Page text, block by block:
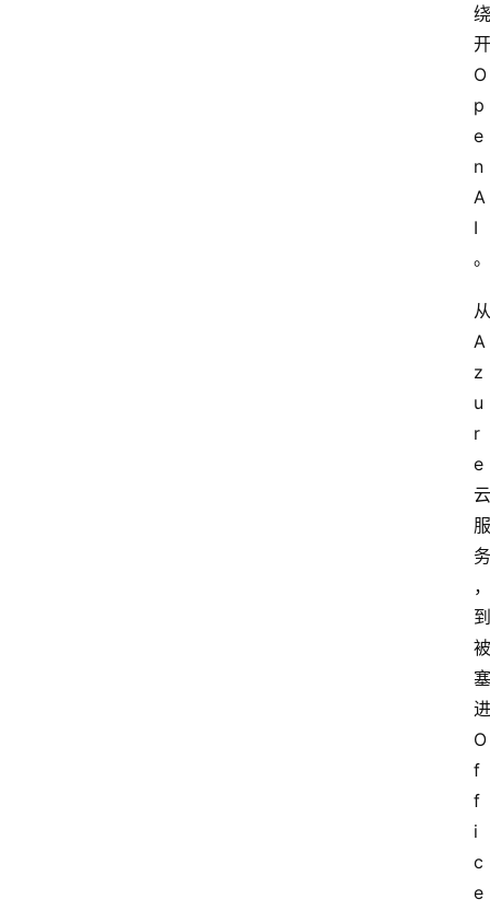
绕
开
O
p
e
n
A
I
。
从
A
z
u
r
e
云
服
务
，
到
被
塞
进
O
f
f
i
c
e